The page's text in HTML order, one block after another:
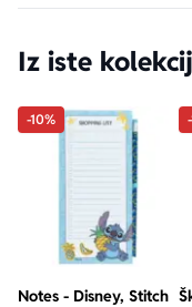
Iz iste
-10%
Notes - Disney, Stitch